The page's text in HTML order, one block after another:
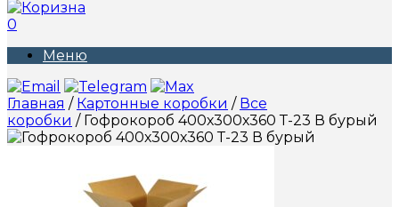
0
Меню
Главная / Картонные коробки / Все
коробки / Гофрокороб 400х300х360 Т-23 В бурый